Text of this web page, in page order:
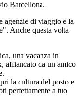
Barcellona.
agenzie di viaggio e la
Anche questa volta
una vacanza in
affiancato da un amico
la cultura del posto e
perfettamente a tuo